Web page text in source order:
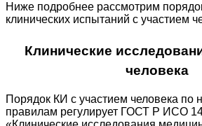
Ниже подробнее рассмотрим
клинических испытаний с участием
Клинические
человека
Порядок КИ с участием человека по
правилам регулирует ГОСТ Р ИСО